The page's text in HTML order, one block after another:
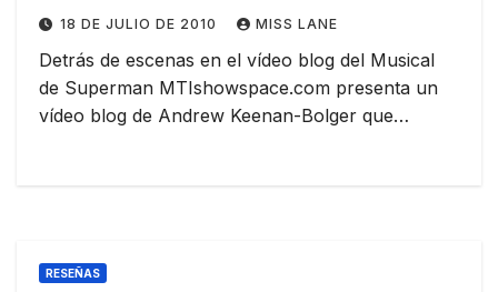
18 DE JULIO DE 2010 MISS LANE
Detrás de escenas en el vídeo blog del Musical
de Superman MTIshowspace.com presenta un
vídeo blog de Andrew Keenan-Bolger que…
RESEÑAS